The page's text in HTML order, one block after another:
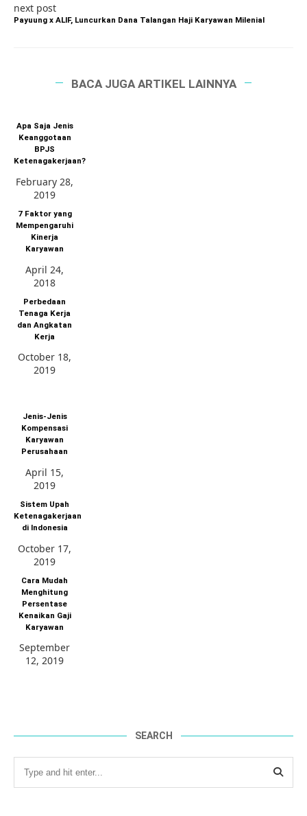
next post
Payuung x ALIF, Luncurkan Dana Talangan Haji Karyawan Milenial
BACA JUGA ARTIKEL LAINNYA
Apa Saja Jenis
Keanggotaan
BPJS
Ketenagakerjaan?
February 28,
2019
7 Faktor yang
Mempengaruhi
Kinerja
Karyawan
April 24,
2018
Perbedaan
Tenaga Kerja
dan Angkatan
Kerja
October 18,
2019
Jenis-Jenis
Kompensasi
Karyawan
Perusahaan
April 15,
2019
Sistem Upah
Ketenagakerjaan
di Indonesia
October 17,
2019
Cara Mudah
Menghitung
Persentase
Kenaikan Gaji
Karyawan
September
12, 2019
SEARCH